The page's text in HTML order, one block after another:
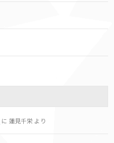
に 蓮見千栄 より